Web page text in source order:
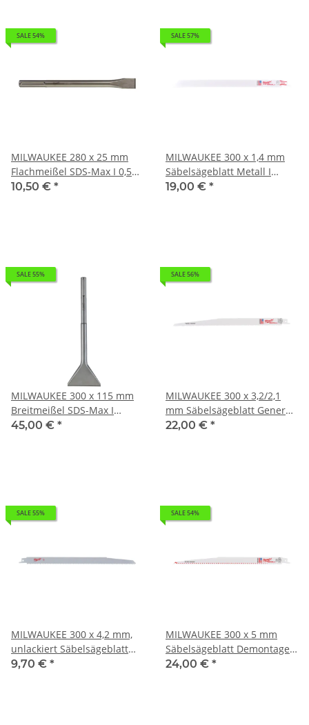
SALE 54%
MILWAUKEE 280 x 25 mm
Flachmeißel SDS-Max I 0,5kg
4932343737
10,50 € *
SALE 57%
MILWAUKEE 300 x 1,4 mm
Säbelsägeblatt Metall I
0,216kg 48005189
19,00 € *
SALE 55%
MILWAUKEE 300 x 115 mm
Breitmeißel SDS-Max I
0,91kg 4932343745
45,00 € *
SALE 56%
MILWAUKEE 300 x 3,2/2,1
mm Säbelsägeblatt General
Purpose, flexibel I 0,254kg
22,00 € *
SALE 55%
MILWAUKEE 300 x 4,2 mm,
unlackiert Säbelsägeblatt
Holz - ideal für
9,70 € *
SALE 54%
MILWAUKEE 300 x 5 mm
Säbelsägeblatt Demontage
Universal I 0,248kg
24,00 € *